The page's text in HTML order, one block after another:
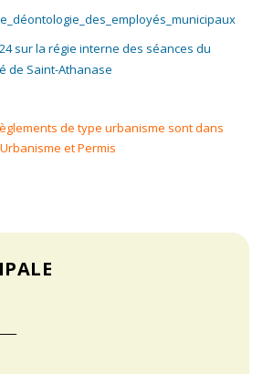
sur la régie interne des séances du
de Saint-Athanase
de type urbanisme sont dans
et Permis